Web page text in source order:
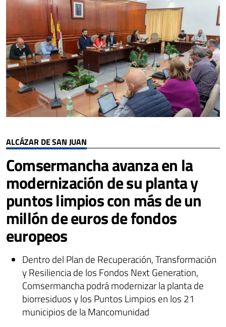
ALCÁZAR DE SAN JUAN
Comsermancha avanza en la
modernización de su planta y
puntos limpios con más de un
millón de euros de fondos
europeos
Dentro del Plan de Recuperación, Transformación
y Resiliencia de los Fondos Next Generation,
Comsermancha podrá modernizar la planta de
biorresiduos y los Puntos Limpios en los 21
municipios de la Mancomunidad